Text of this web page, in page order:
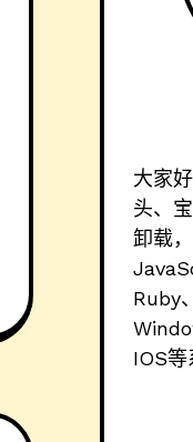
大家
头、
卸载
Ruby
IOS等